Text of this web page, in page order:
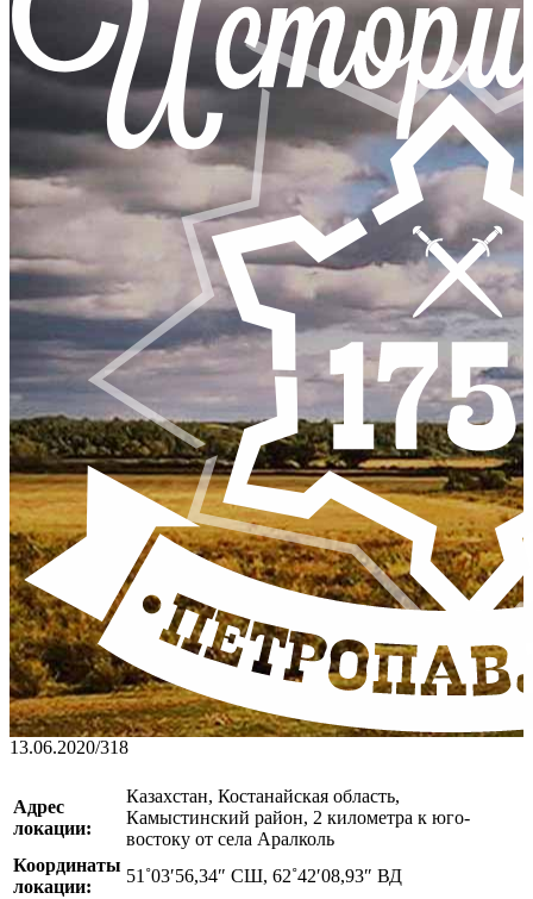
13.06.2020/318
Адрес
локации:
Казахстан, Костанайская область,
Камыстинский район, 2 километра к юго-
востоку от села Аралколь
Координаты
локации:
51˚03′56,34″ СШ, 62˚42′08,93″ ВД